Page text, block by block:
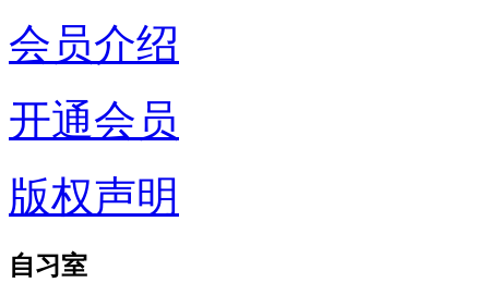
会员介绍
开通会员
版权声明
自习室